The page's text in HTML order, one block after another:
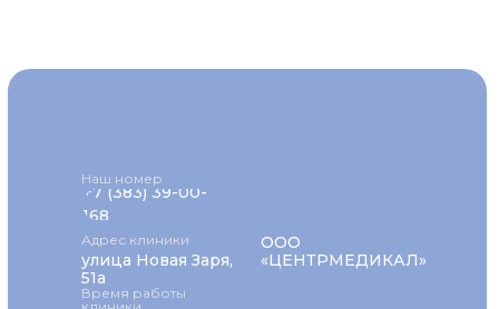
+7 (383) 39-00-
168
Наш номер
Время работы
Адрес клиники
улица Новая Заря,
51а
ООО
«ЦЕНТРМЕДИКАЛ»